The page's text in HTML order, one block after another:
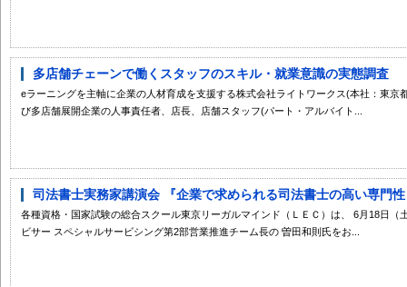
多店舗チェーンで働くスタッフのスキル・就業意識の実態調査
eラーニングを主軸に企業の人材育成を支援する株式会社ライトワークス(本社：東京
び多店舗展開企業の人事責任者、店長、店舗スタッフ(パート・アルバイト...
司法書士実務家講演会 『企業で求められる司法書士の高い専門
各種資格・国家試験の総合スクール東京リーガルマインド（ＬＥＣ）は、 6月18日（
ビサー スペシャルサービシング第2部営業推進チーム長の 曽田和則氏をお...